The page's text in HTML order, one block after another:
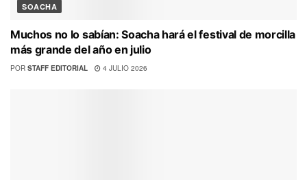
SOACHA
Muchos no lo sabían: Soacha hará el festival de morcilla
más grande del año en julio
POR STAFF EDITORIAL 4 JULIO 2026